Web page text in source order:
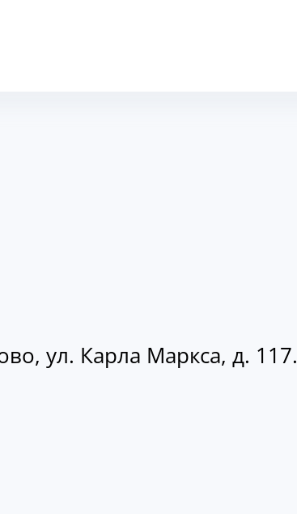
ул. Карла Маркса, д. 117.